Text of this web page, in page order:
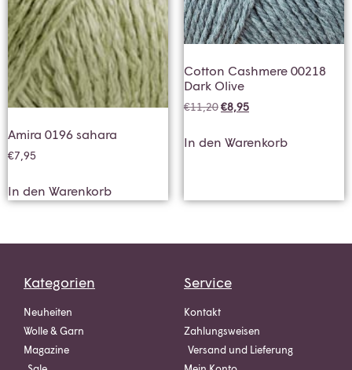
Amira 0196 sahara
€7,95
In den Warenkorb
Cotton Cashmere 00218
Dark Olive
€11,20€8,95
In den Warenkorb
Kategorien
Neuheiten
Wolle & Garn
Magazine
Service
Kontakt
Zahlungsweisen
Versand und Lieferung